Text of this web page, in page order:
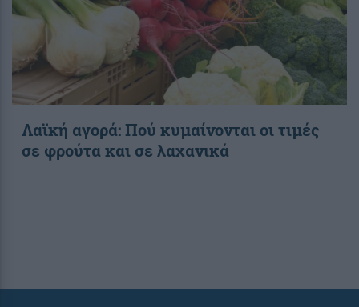
Λαϊκή αγορά: Πού κυμαίνονται οι τιμές
σε φρούτα και σε λαχανικά